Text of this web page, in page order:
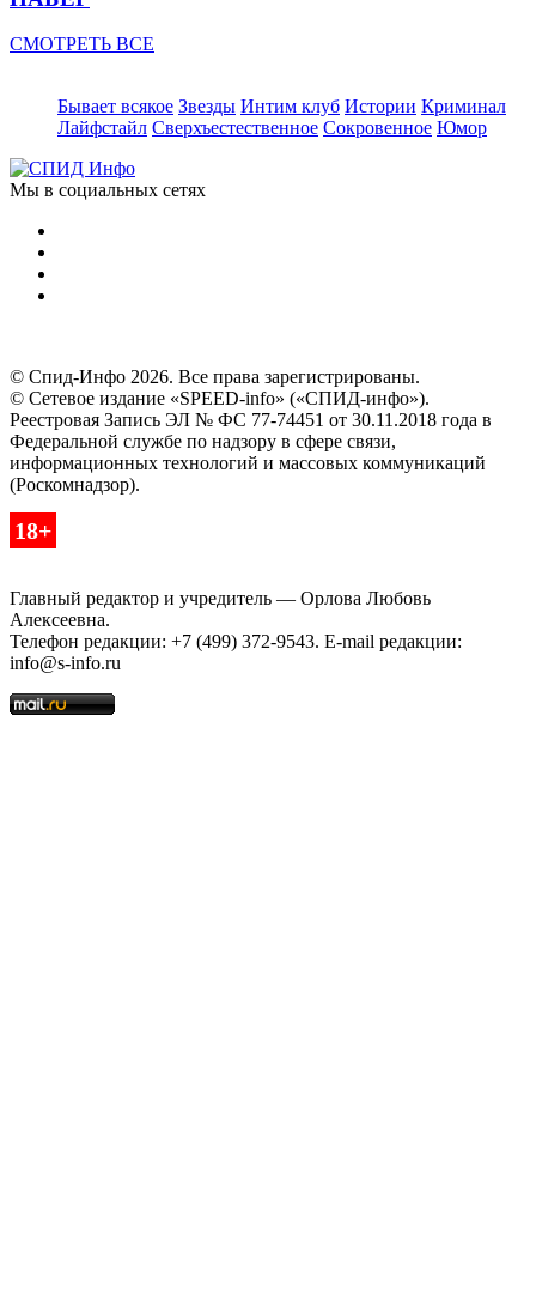
СМОТРЕТЬ ВСЕ
Бывает всякое Звезды Интим клуб Истории Криминал
Лайфстайл Сверхъестественное Сокровенное Юмор
Мы в социальных сетях
© Спид-Инфо 2026. Все права зарегистрированы.
© Сетевое издание «SPEED-info» («СПИД-инфо»).
Реестровая Запись ЭЛ № ФС 77-74451 от 30.11.2018 года в
Федеральной службе по надзору в сфере связи,
информационных технологий и массовых коммуникаций
(Роскомнадзор).
18+
Главный редактор и учредитель — Орлова Любовь
Алексеевна.
Телефон редакции: +7 (499) 372-9543. E-mail редакции:
info@s-info.ru